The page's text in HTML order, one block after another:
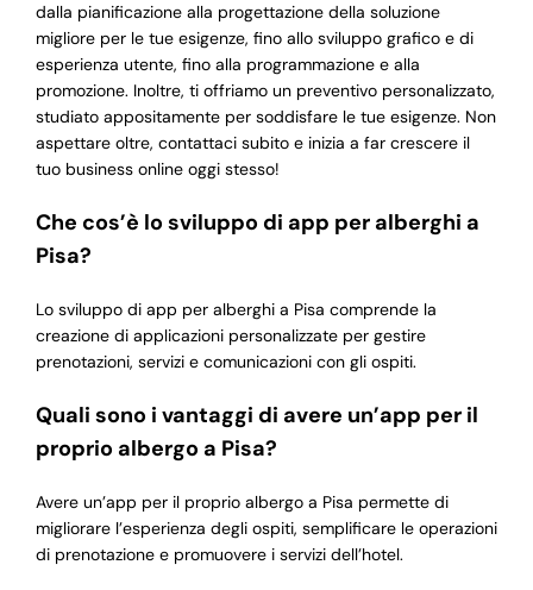
dalla pianificazione alla progettazione della soluzione
migliore per le tue esigenze, fino allo sviluppo grafico e di
esperienza utente, fino alla programmazione e alla
promozione. Inoltre, ti offriamo un preventivo personalizzato,
studiato appositamente per soddisfare le tue esigenze. Non
aspettare oltre, contattaci subito e inizia a far crescere il
tuo business online oggi stesso!
Che cos’è lo sviluppo di app per alberghi a
Pisa?
Lo sviluppo di app per alberghi a Pisa comprende la
creazione di applicazioni personalizzate per gestire
prenotazioni, servizi e comunicazioni con gli ospiti.
Quali sono i vantaggi di avere un’app per il
proprio albergo a Pisa?
Avere un’app per il proprio albergo a Pisa permette di
migliorare l’esperienza degli ospiti, semplificare le operazioni
di prenotazione e promuovere i servizi dell’hotel.